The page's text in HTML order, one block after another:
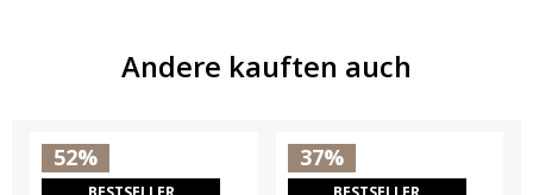
Andere kauften auch
52% 37%